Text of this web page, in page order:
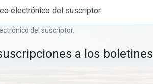
del suscriptor.
a los boletines